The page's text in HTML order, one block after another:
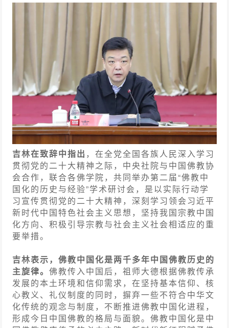
吉林在致辞中指出 ，在全党全国各族人民深入学习
贯彻党的二十大精神之际，中央社院与中国佛教协
会合作，联合各佛学院，共同举办第二届“佛教中
国化的历史与经验”学术研讨会，是以实际行动学
习宣传贯彻党的二十大精神，深刻学习领会习近平
新时代中国特色社会主义思想，坚持我国宗教中国
化方向、积极引导宗教与社会主义社会相适应的重
要举措。
吉林表示，佛教中国化是两千多年中国佛教历史的
主旋律。佛教传入中国后，祖师大德根据佛教传承
发展的本土环境和信仰需求，在坚持基本信仰、核
心教义、礼仪制度的同时，摒弃一些不符合中华文
化传统的观念与制度，不断推进佛教中国化进程，
形成今日中国佛教的格局与面貌。佛教中国化是中